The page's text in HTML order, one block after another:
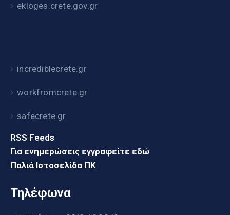
ekloges.crete.gov.gr
incrediblecrete.gr
workfromcrete.gr
safecrete.gr
RSS Feeds
Για ενημερώσεις εγγραφείτε εδώ
Παλιά Ιστοσελίδα ΠΚ
Τηλέφωνα